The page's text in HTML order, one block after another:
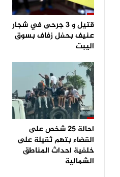
قتيل و 3 جرحى في شجار
عنيف بحفل زفاف بسوق
اليبت
احالة 25 شخص على
القضاء بتهم ثقيلة على
خلفية احداث المناطق
الشمالية